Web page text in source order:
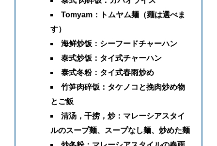
Tomyam：トムヤム麺（麺は選べま
す）
海鲜炒饭：シーフードチャーハン
泰式炒饭：タイ式チャーハン
泰式冬粉：タイ式春雨炒め
竹笋肉碎饭：タケノコと挽肉炒め物
とご飯
清汤，干捞，炒：マレーシアスタイ
ルのスープ麺、スープなし麺、炒めた麺